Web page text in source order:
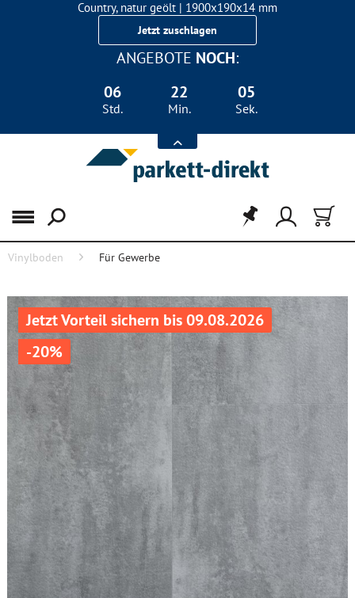
Country, natur geölt | 1900x190x14 mm
Landhausdiele Eiche für nur 29,90 €/m²
Jetzt zuschlagen
ANGEBOTE NOCH:
06
Std.
22
Min.
05
Sek.
Menü
Vinylboden Für Gewerbe
Jetzt Vorteil sichern bis 09.08.2026
-20%